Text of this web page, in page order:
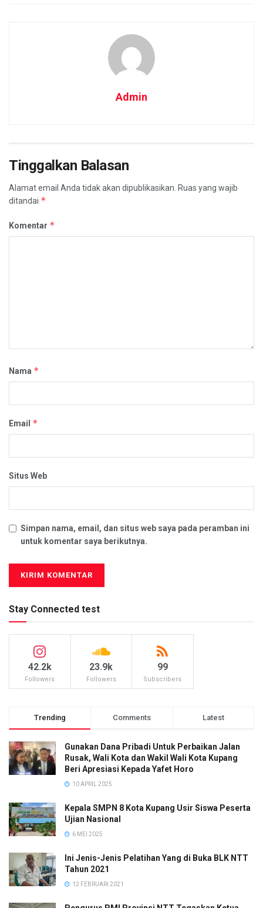
Admin
Tinggalkan Balasan
Alamat email Anda tidak akan dipublikasikan. Ruas yang wajib
ditandai *
Komentar *
Nama *
Email *
Situs Web
Simpan nama, email, dan situs web saya pada peramban ini
untuk komentar saya berikutnya.
Stay Connected test
42.2k
Followers
23.9k
Followers
99
Subscribers
Trending Comments Latest
Gunakan Dana Pribadi Untuk Perbaikan Jalan
Rusak, Wali Kota dan Wakil Wali Kota Kupang
Beri Apresiasi Kepada Yafet Horo
10 APRIL 2025
Kepala SMPN 8 Kota Kupang Usir Siswa Peserta
Ujian Nasional
6 MEI 2025
Ini Jenis-Jenis Pelatihan Yang di Buka BLK NTT
Tahun 2021
12 FEBRUARI 2021